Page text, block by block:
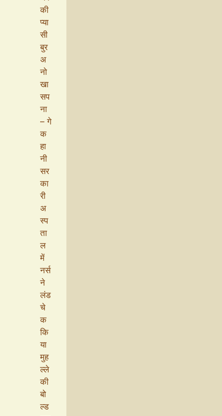
की
प्या
सी
बुर
अ
नो
खा
सप
ना
– गे
क
हा
नी
सर
का
री
अ
स्प
ता
ल
में
नर्स
ने
लंड
चे
क
कि
या
मुह
ल्ले
की
बो
ल्ड